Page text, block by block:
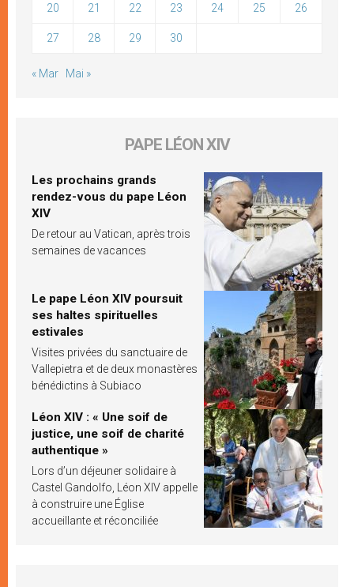
20 21 22 23 24 25 26
27 28 29 30
« Mar Mai »
PAPE LÉON XIV
Les prochains grands
rendez-vous du pape Léon
XIV
De retour au Vatican, après trois
semaines de vacances
Le pape Léon XIV poursuit
ses haltes spirituelles
estivales
Visites privées du sanctuaire de
Vallepietra et de deux monastères
bénédictins à Subiaco
Léon XIV : « Une soif de
justice, une soif de charité
authentique »
Lors d’un déjeuner solidaire à
Castel Gandolfo, Léon XIV appelle
à construire une Église
accueillante et réconciliée